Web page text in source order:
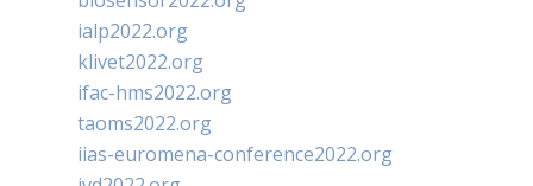
ialp2022.org
klivet2022.org
ifac-hms2022.org
taoms2022.org
iias-euromena-conference2022.org